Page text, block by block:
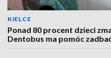
KIELCE
Ponad 80 procent dzieci
Dentobus ma pomóc